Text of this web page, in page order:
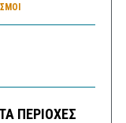
ΠΕΡΙΟΧΕΣ